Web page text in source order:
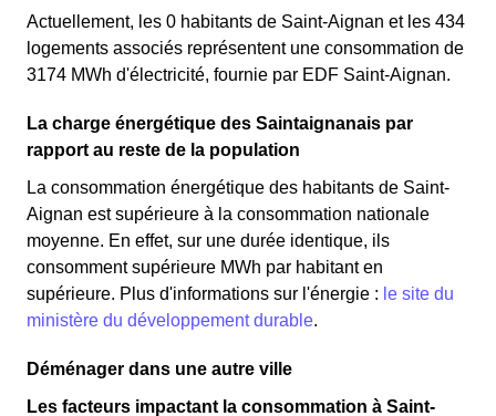
Actuellement, les 0 habitants de Saint-Aignan et les 434
logements associés représentent une consommation de
3174 MWh d'électricité, fournie par EDF Saint-Aignan.
La charge énergétique des Saintaignanais par
rapport au reste de la population
La consommation énergétique des habitants de Saint-
Aignan est supérieure à la consommation nationale
moyenne. En effet, sur une durée identique, ils
consomment supérieure MWh par habitant en
supérieure. Plus d'informations sur l'énergie : le site du
ministère du développement durable.
Déménager dans une autre ville
Les facteurs impactant la consommation à Saint-